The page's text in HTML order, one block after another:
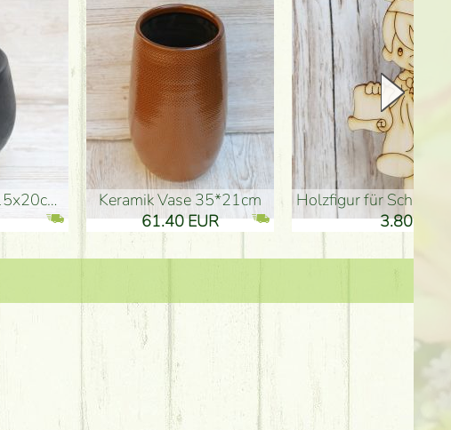
Keramik Vase 35*21cm
61.40 EUR
Holzfigur für Schulabgänger (10
3.80 EUR